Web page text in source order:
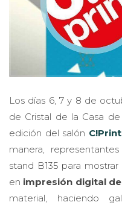
Los días 6, 7 y 8 de
de Cristal de la Casa
edición del salón C!Print
manera,
stand B135 para
en impresión digital
material, haciendo